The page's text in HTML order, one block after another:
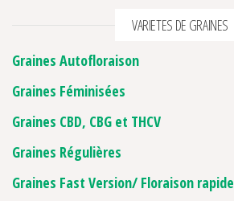
VARIETES DE GRAINES
Graines Autofloraison
Graines Féminisées
Graines CBD, CBG et THCV
Graines Régulières
Graines Fast Version/ Floraison rapide